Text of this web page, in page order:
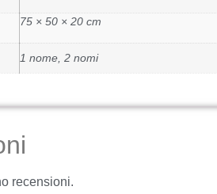
75 × 50 × 20 cm
1 nome, 2 nomi
recensioni.